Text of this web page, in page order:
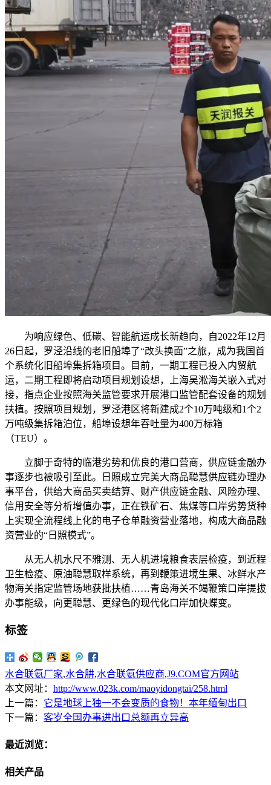
为响应绿色、低碳、智能航运成长新趋向，自2022年12月
26日起，罗泾沿线的老旧船埠了“改头换面”之旅，成为我国首
个系统化旧船埠集拆箱项目。目前，一期工程已投入内贸航
运，二期工程即将启动项目规划设想，上海吴淞海关嵌入式对
接，指点企业按照海关监管要求开展港口监管配套设备的规划
扶植。按照项目规划，罗泾港区将新建成2个10万吨级和1个2
万吨级集拆箱泊位，船埠设想年吞吐量为400万标箱
（TEU）。
立脚于奇特的临港劣势和优良的港口营商，供应链金融办
事逐步也被吸引至此。日照成立完美大商品聪慧供应链办理办
事平台，供给大商品买卖结算、财产供应链金融、风险办理、
信用安全等分析增值办事，正在铁矿石、焦煤等口岸劣势货种
上实现全流程线上化的电子仓单融资营业落地，构成大商品融
资营业的“日照模式”。
从无人机水尺不雅测、无人机进境粮食表层检疫，到近程
卫生检疫、原油聪慧取样系统，再到鞭策进境生果、冰鲜水产
物海关指定监管场地获批扶植……青岛海关不竭鞭策口岸提拔
办事能级，向更聪慧、更绿色的现代化口岸加快蝶变。
标签
水合联氨厂家,水合肼,水合联氨供应商,J9.COM官方网站
本文网址： http://www.023k.com/maoyidongtai/258.html
上一篇： 它是地球上独一不会变质的食物！本年缅甸出口
下一篇： 客岁全国办事进出口总额再立异高
最近浏览：
相关产品